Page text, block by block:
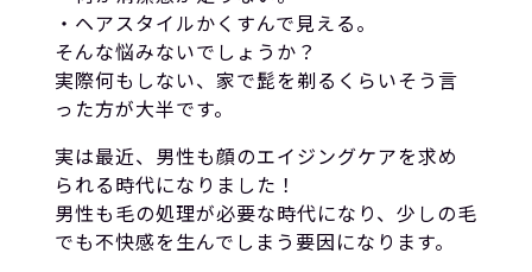
・ヘアスタイルかくすんで見える。
そんな悩みないでしょうか？
実際何もしない、家で髭を剃るくらいそう言
った方が大半です。
実は最近、男性も顔のエイジングケアを求め
られる時代になりました！
男性も毛の処理が必要な時代になり、少しの毛
でも不快感を生んでしまう要因になります。